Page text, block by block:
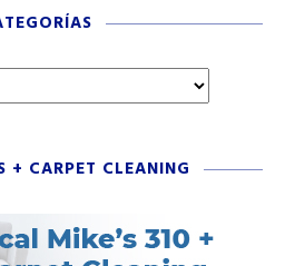
+ CARPET CLEANING